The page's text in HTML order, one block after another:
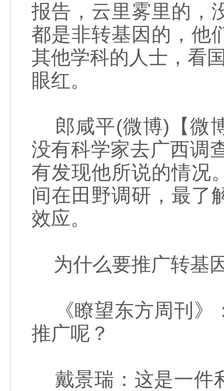
报告，云里雾里的，
都是非转基因的，他
其他学科的人士，看
眼红。
郎咸平(微博)【微
没有科学家去广西调
有发现他所说的情况
间在田野调研，最了
效应。
为什么要推广转基
《瞭望东方周刊》
推广呢？
戴景瑞：这是一件